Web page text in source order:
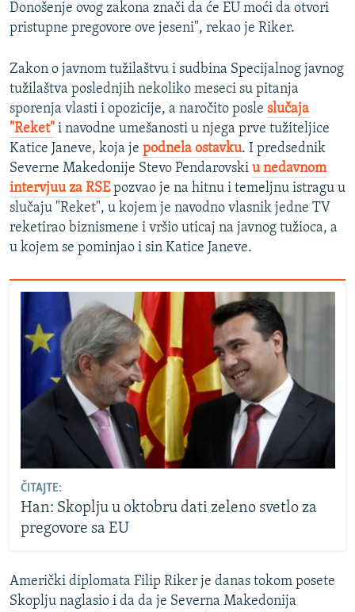
Donošenje ovog zakona znači da će EU moći da otvori
pristupne pregovore ove jeseni", rekao je Riker.
Zakon o javnom tužilaštvu i sudbina Specijalnog javnog
tužilaštva poslednjih nekoliko meseci su pitanja
sporenja vlasti i opozicije, a naročito posle slučaja
"Reket" i navodne umešanosti u njega prve tužiteljice
Katice Janeve, koja je podnela ostavku. I predsednik
Severne Makedonije Stevo Pendarovski u nedavnom
intervjuu za RSEpozvao je na hitnu i temeljnu istragu u
slučaju "Reket", u kojem je navodno vlasnik jedne TV
reketirao biznismene i vršio uticaj na javnog tužioca, a
u kojem se pominjao i sin Katice Janeve.
ČITAJTE:
Han: Skoplju u oktobru dati zeleno svetlo za
pregovore sa EU
Američki diplomata Filip Riker je danas tokom posete
Skoplju naglasio i da da je Severna Makedonija